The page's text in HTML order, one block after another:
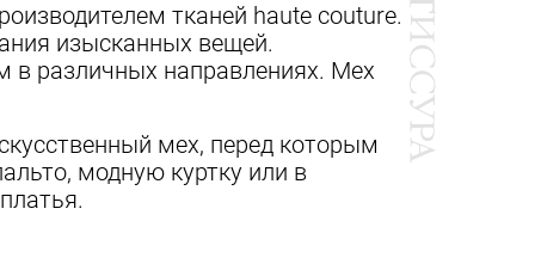
тканей haute couture.
изысканных вещей.
в различных направлениях. Мех
мех, перед которым
модную куртку или в